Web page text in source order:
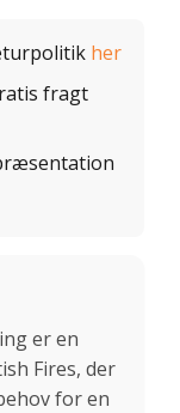
her
fragt
er en
Fires, der
for en